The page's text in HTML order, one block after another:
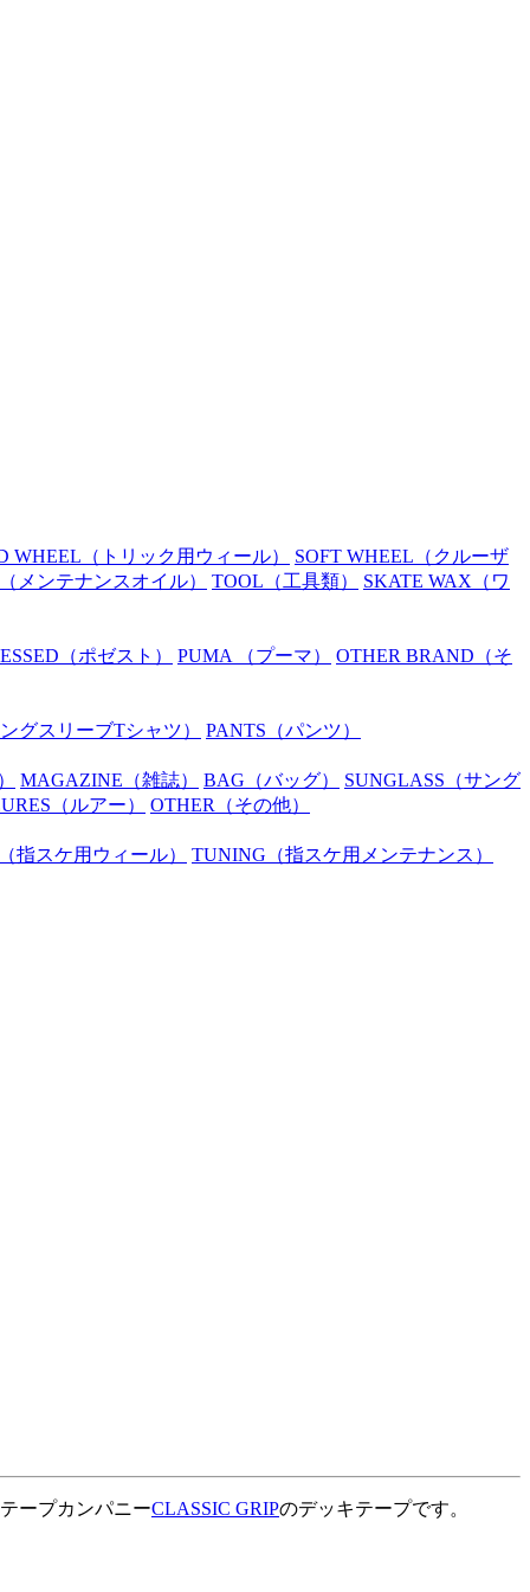
WHEEL （トリック用ウィール） SOFT WHEEL （クルーザ
（メンテナンスオイル） TOOL （工具類） SKATE WAX （ワ
（ポゼスト） PUMA （プーマ） OTHER BRAND （そ
ングスリーブTシャツ） PANTS （パンツ）
MAGAZINE （雑誌） BAG （バッグ） SUNGLASS （サング
（ルアー） OTHER （その他）
（指スケ用ウィール） TUNING （指スケ用メンテナンス）
ープカンパニーCLASSIC GRIPのデッキテープです。